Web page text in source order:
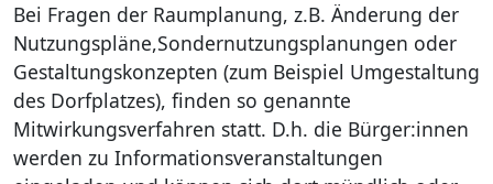
Bei Fragen der Raumplanung, z.B. Änderung der
Nutzungspläne,Sondernutzungsplanungen oder
Gestaltungskonzepten (zum Beispiel Umgestaltung
des Dorfplatzes), finden so genannte
Mitwirkungsverfahren statt. D.h. die Bürger:innen
werden zu Informationsveranstaltungen